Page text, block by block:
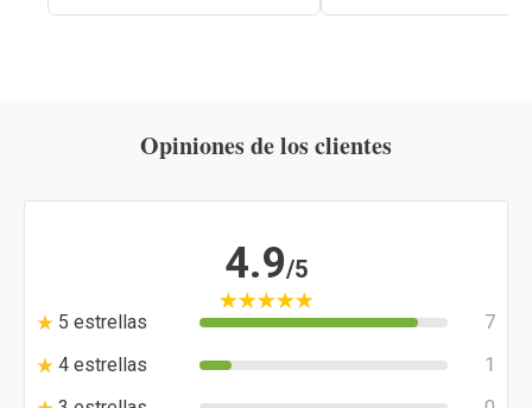
Opiniones de los clientes
4.9/5
5 estrellas
7
4 estrellas
1